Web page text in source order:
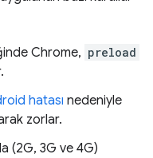
Chrome, preload
hatası nedeniyle
zorlar.
(2G, 3G ve 4G)